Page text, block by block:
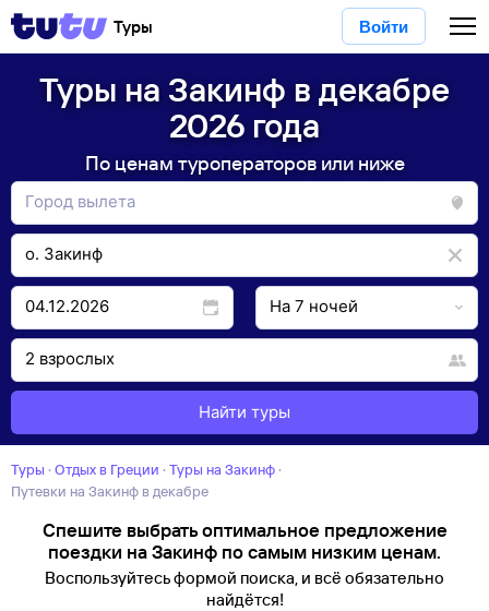
Туры Войти
Туры на Закинф в декабре
2026 года
По ценам туроператоров или ниже
Найти туры
Туры · Отдых в Греции · Туры на Закинф ·
Путевки на Закинф в декабре
Спешите выбрать оптимальное предложение
поездки на Закинф по самым низким ценам.
Воспользуйтесь формой поиска, и всё обязательно
найдётся!